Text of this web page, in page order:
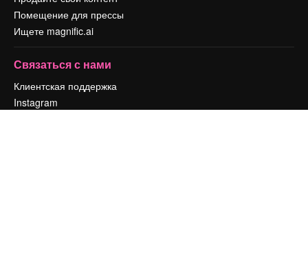
Помещение для прессы
Ищете magnific.ai
Связаться с нами
Клиентская поддержка
Instagram